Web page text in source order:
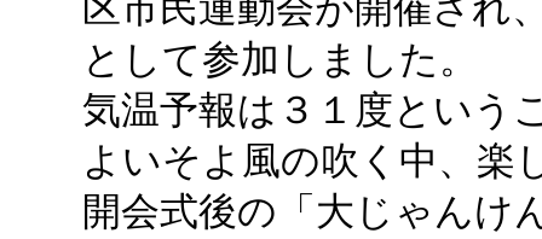
区市民運動会が開催され
として参加しました。
気温予報は３１度という
よいそよ風の吹く中、楽
開会式後の「大じゃんけ